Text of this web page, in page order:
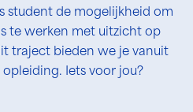
student de mogelijkheid om
te werken met uitzicht op
traject bieden we je vanuit
Iets voor jou?